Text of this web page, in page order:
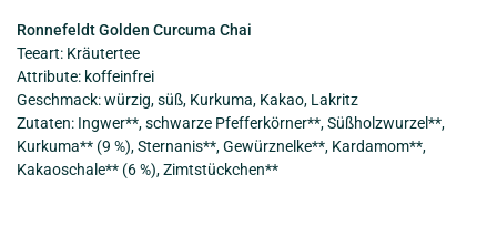
Ronnefeldt Golden Curcuma Chai
Teeart: Kräutertee
Attribute: koffeinfrei
Geschmack: würzig, süß, Kurkuma, Kakao, Lakritz
Zutaten: Ingwer**, schwarze Pfefferkörner**, Süßholzwurzel**,
Kurkuma** (9 %), Sternanis**, Gewürznelke**, Kardamom**,
Kakaoschale** (6 %), Zimtstückchen**